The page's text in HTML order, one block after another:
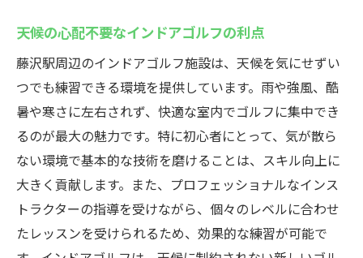
天候の心配不要なインドアゴルフの利点
藤沢駅周辺のインドアゴルフ施設は、天候を気にせずい
つでも練習できる環境を提供しています。雨や強風、酷
暑や寒さに左右されず、快適な室内でゴルフに集中でき
るのが最大の魅力です。特に初心者にとって、気が散ら
ない環境で基本的な技術を磨けることは、スキル向上に
大きく貢献します。また、プロフェッショナルなインス
トラクターの指導を受けながら、個々のレベルに合わせ
たレッスンを受けられるため、効果的な練習が可能で